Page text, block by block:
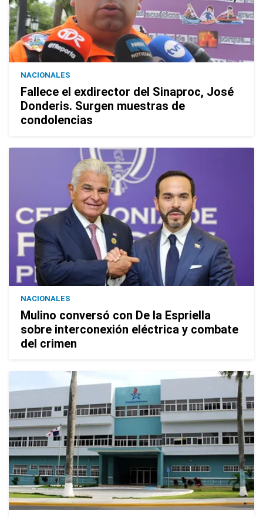
NACIONALES
Fallece el exdirector del Sinaproc, José
Donderis. Surgen muestras de
condolencias
NACIONALES
Mulino conversó con De la Espriella
sobre interconexión eléctrica y combate
del crimen